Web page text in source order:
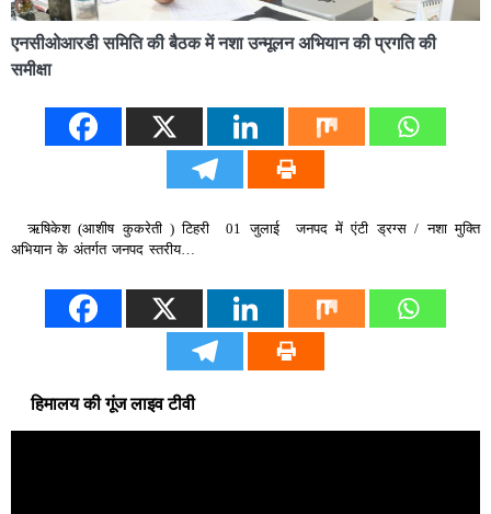
एनसीओआरडी समिति की बैठक में नशा उन्मूलन अभियान की प्रगति की
समीक्षा
ऋषिकेश (आशीष कुकरेती ) टिहरी 01 जुलाई जनपद में एंटी ड्रग्स / नशा मुक्ति
अभियान के अंतर्गत जनपद स्तरीय…
हिमालय की गूंज लाइव टीवी